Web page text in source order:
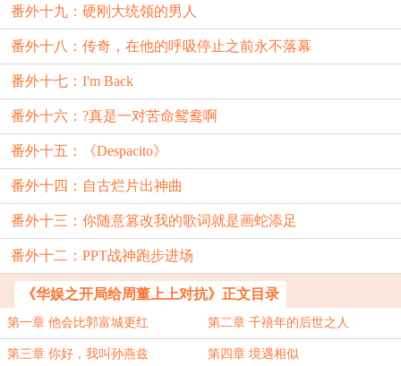
番外十九：硬刚大统领的男人
番外十八：传奇，在他的呼吸停止之前永不落幕
番外十七：I'm Back
番外十六：?真是一对苦命鸳鸯啊
番外十五：《Despacito》
番外十四：自古烂片出神曲
番外十三：你随意篡改我的歌词就是画蛇添足
番外十二：PPT战神跑步进场
《华娱之开局给周董上上对抗》正文目录
第一章 他会比郭富城更红 第二章 千禧年的后世之人
第三章 你好，我叫孙燕兹 第四章 境遇相似